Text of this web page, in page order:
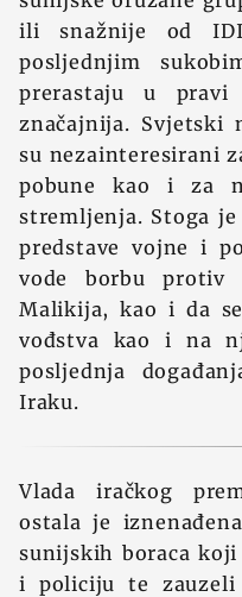
ili snažnije od
posljednjim
prerastaju u pravi
značajnija. Svjetski
su nezainteresirani
pobune kao i za
stremljenja. Stoga je
predstave vojne i
vode borbu protiv
Malikija, kao i da
vođstva kao i na
posljednja
Iraku.
Vlada iračkog
ostala je
sunijskih boraca
i policiju te